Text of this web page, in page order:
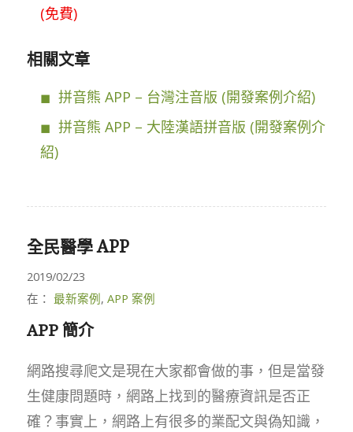
(免費)
相關文章
拼音熊 APP – 台灣注音版 (開發案例介紹)
拼音熊 APP – 大陸漢語拼音版 (開發案例介
紹)
全民醫學 APP
2019/02/23
在： 最新案例, APP 案例
APP 簡介
網路搜尋爬文是現在大家都會做的事，但是當發
生健康問題時，網路上找到的醫療資訊是否正
確？事實上，網路上有很多的業配文與偽知識，